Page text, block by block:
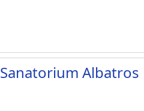
Sanatorium Albatros